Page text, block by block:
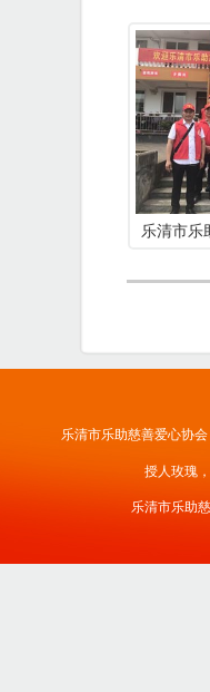
乐清市乐
乐清市乐助慈善爱心协
授人玫瑰
乐清市乐助